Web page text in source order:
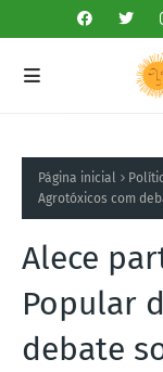
Página inicial
Agrotóxicos com
Alece
Popular
debate